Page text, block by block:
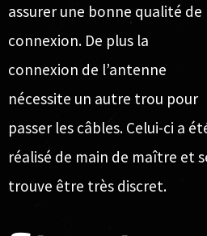
assurer une bonne qualité de
connexion. De plus la
connexion de l’antenne
nécessite un autre trou pour
passer les câbles. Celui-ci a
réalisé de main de maître et
trouve être très discret.